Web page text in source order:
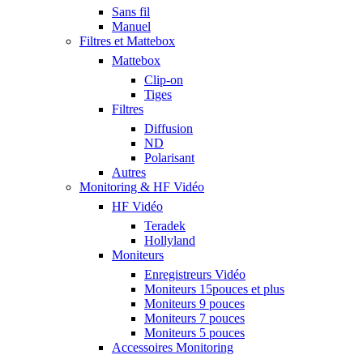
Sans fil
Manuel
Filtres et Mattebox
Mattebox
Clip-on
Tiges
Filtres
Diffusion
ND
Polarisant
Autres
Monitoring & HF Vidéo
HF Vidéo
Teradek
Hollyland
Moniteurs
Enregistreurs Vidéo
Moniteurs 15pouces et plus
Moniteurs 9 pouces
Moniteurs 7 pouces
Moniteurs 5 pouces
Accessoires Monitoring